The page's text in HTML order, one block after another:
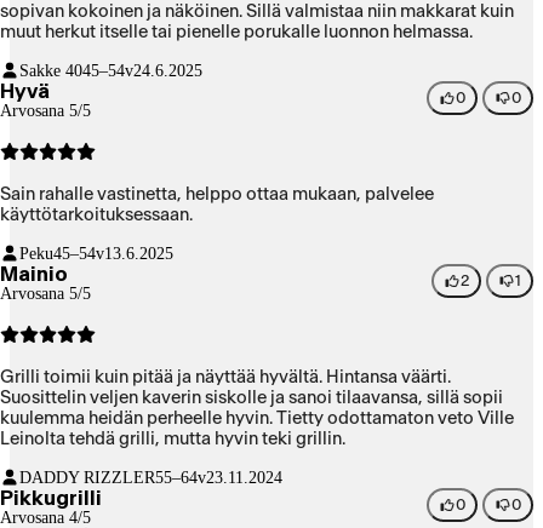
sopivan kokoinen ja näköinen. Sillä valmistaa niin makkarat kuin
muut herkut itselle tai pienelle porukalle luonnon helmassa.
Sakke 4045–54v24.6.2025
Hyvä
Arvosana 5/5
0 0
Sain rahalle vastinetta, helppo ottaa mukaan, palvelee
käyttötarkoituksessaan.
Peku45–54v13.6.2025
Mainio
Arvosana 5/5
2 1
Grilli toimii kuin pitää ja näyttää hyvältä. Hintansa väärti.
Suosittelin veljen kaverin siskolle ja sanoi tilaavansa, sillä sopii
kuulemma heidän perheelle hyvin. Tietty odottamaton veto Ville
Leinolta tehdä grilli, mutta hyvin teki grillin.
DADDY RIZZLER55–64v23.11.2024
Pikkugrilli
Arvosana 4/5
0 0